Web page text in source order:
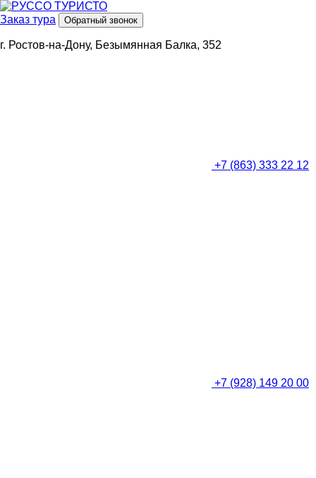
Заказ тура Обратный звонок
г. Ростов-на-Дону, Безымянная Балка, 352
+7 (863) 333 22 12
+7 (928) 149 20 00